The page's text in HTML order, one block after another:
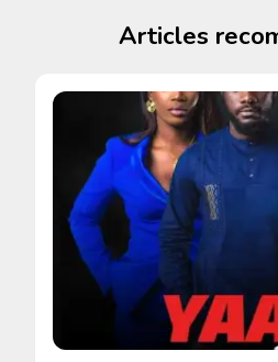
Articles